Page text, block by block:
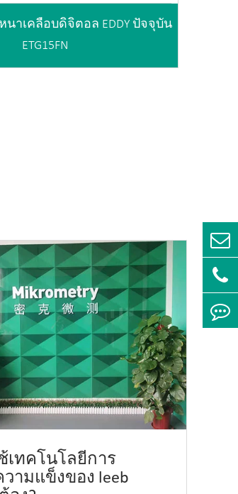
นาเคลือบดิจิตอล EDDY ปัจจุบัน
ETG15FN
เทคโนโลยีการ
ามแข็งของ leeb